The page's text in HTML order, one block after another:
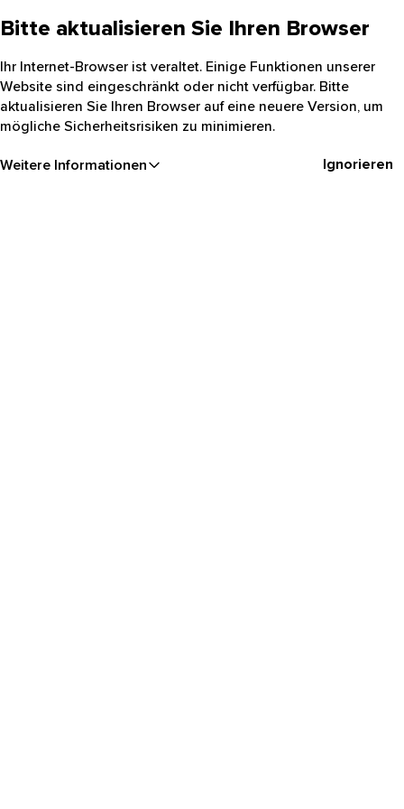
Bitte aktualisieren Sie Ihren Browser
Ihr Internet-Browser ist veraltet. Einige Funktionen unserer
Website sind eingeschränkt oder nicht verfügbar. Bitte
aktualisieren Sie Ihren Browser auf eine neuere Version, um
mögliche Sicherheitsrisiken zu minimieren.
Weitere Informationen Ignorieren